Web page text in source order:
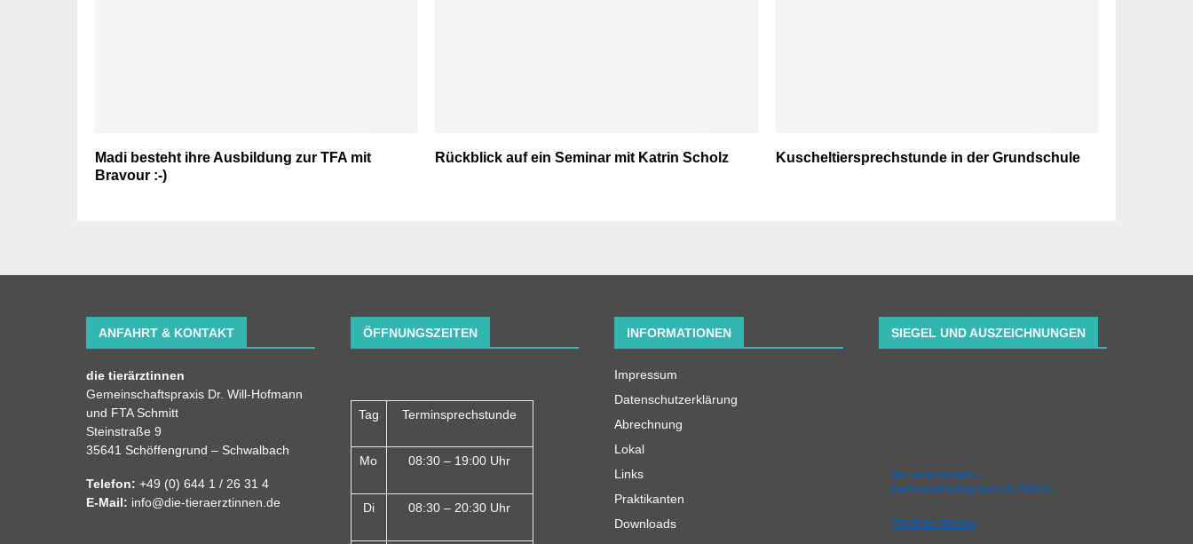
Madi besteht ihre Ausbildung zur TFA mit
Bravour :-)
Rückblick auf ein Seminar mit Katrin Scholz Kuscheltiersprechstunde in der Grundschule
ANFAHRT & KONTAKT
die tierärztinnen
Gemeinschaftspraxis Dr. Will-Hofmann
und FTA Schmitt
Steinstraße 9
35641 Schöffengrund – Schwalbach
Telefon: +49 (0) 644 1 / 26 31 4
E-Mail: info@die-tieraerztinnen.de
ÖFFNUNGSZEITEN
Tag Terminsprechstunde
Mo 08:30 – 19:00 Uhr
Di 08:30 – 20:30 Uhr
INFORMATIONEN
Impressum
Datenschutzerklärung
Abrechnung
Lokal
Links
Praktikanten
Downloads
SIEGEL UND AUSZEICHNUNGEN
die tierärztinnen –
Gemeinschaftspraxis Dr. Will-H…
Tierärzte Wetzlar